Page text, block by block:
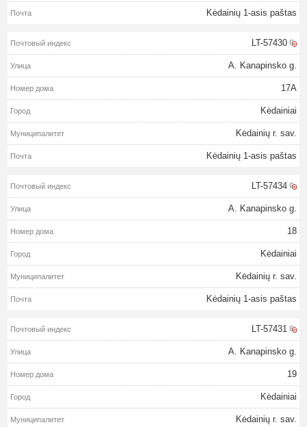
Kėdainių 1-asis paštas
LT-57430
A. Kanapinsko g.
17A
Kėdainiai
Kėdainių r. sav.
Kėdainių 1-asis paštas
LT-57434
A. Kanapinsko g.
18
Kėdainiai
Kėdainių r. sav.
Kėdainių 1-asis paštas
LT-57431
A. Kanapinsko g.
19
Kėdainiai
Kėdainių r. sav.